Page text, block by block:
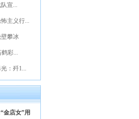
宣...
主义行...
攀冰
彩...
：歼1...
金店女”用